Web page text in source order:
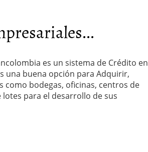
es un sistema de Crédito en
una buena opción para Adquirir,
bodegas, oficinas, centros de
para el desarrollo de sus